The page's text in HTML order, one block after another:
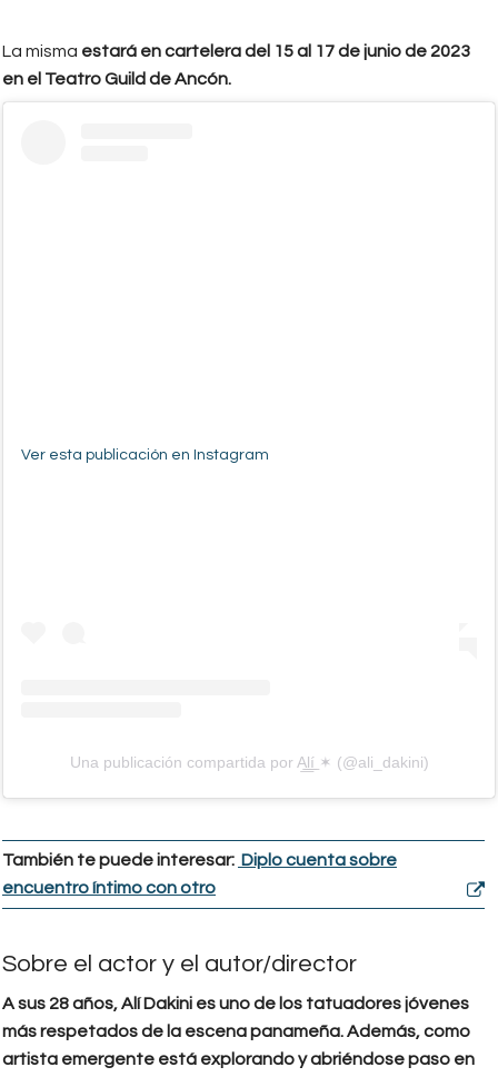
La misma estará en cartelera del 15 al 17 de junio de 2023
en el Teatro Guild de Ancón.
Ver esta publicación en Instagram
Una publicación compartida por A͟͟l͟͟í ✶ (@ali_dakini)
También te puede interesar: Diplo cuenta sobre
encuentro íntimo con otro
Sobre el actor y el autor/director
A sus 28 años, Alí Dakini es uno de los tatuadores jóvenes
más respetados de la escena panameña. Además, como
artista emergente está explorando y abriéndose paso en